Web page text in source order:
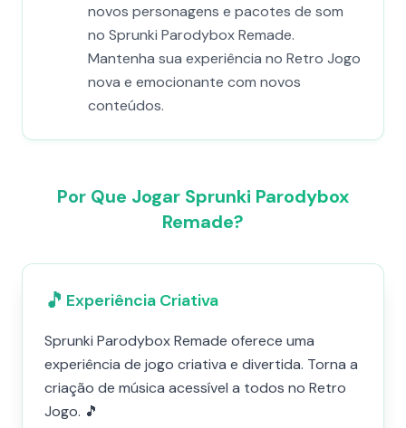
novos personagens e pacotes de som
no Sprunki Parodybox Remade.
Mantenha sua experiência no Retro Jogo
nova e emocionante com novos
conteúdos.
Por Que Jogar Sprunki Parodybox
Remade?
🎵 Experiência Criativa
Sprunki Parodybox Remade oferece uma
experiência de jogo criativa e divertida. Torna a
criação de música acessível a todos no Retro
Jogo. 🎵